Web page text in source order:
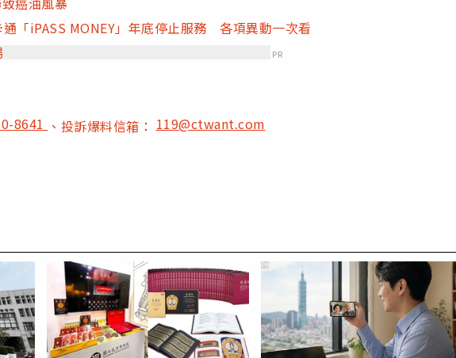
「iPASS MONEY」年底停止服務 各項異動一次看
PR
8641 、投訴爆料信箱：119@ctwant.com
PR